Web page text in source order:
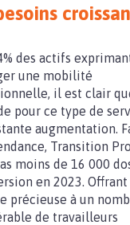
des actifs
une mobilité
il est clair
pour ce type de
augmentation.
Transition
moins de 16 000
en 2023. Offrant
précieuse à un
de travailleurs